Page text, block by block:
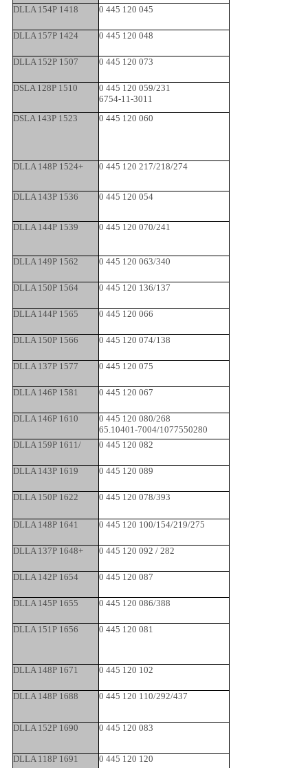
DLLA 154P 1418 0 445 120 045
DLLA 157P 1424 0 445 120 048
DLLA 152P 1507 0 445 120 073
DSLA 128P 1510
0 445 120 059/231
6754-11-3011
DSLA 143P 1523
0 445 120 060
DLLA 148P 1524+ 0 445 120 217/218/274
DLLA 143P 1536 0 445 120 054
DLLA 144P 1539 0 445 120 070/241
DLLA 149P 1562 0 445 120 063/340
DLLA 150P 1564 0 445 120 136/137
DLLA 144P 1565 0 445 120 066
DLLA 150P 1566 0 445 120 074/138
DLLA 137P 1577 0 445 120 075
DLLA 146P 1581 0 445 120 067
DLLA 146P 1610
0 445 120 080/268
65.10401-7004/1077550280
DLLA 159P 1611/
0 445 120 082
DLLA 143P 1619 0 445 120 089
DLLA 150P 1622 0 445 120 078/393
DLLA 148P 1641 0 445 120 100/154/219/275
DLLA 137P 1648+ 0 445 120 092 / 282
DLLA 142P 1654 0 445 120 087
DLLA 145P 1655 0 445 120 086/388
DLLA 151P 1656 0 445 120 081
DLLA 148P 1671 0 445 120 102
DLLA 148P 1688 0 445 120 110/292/437
DLLA 152P 1690 0 445 120 083
DLLA 118P 1691 0 445 120 120